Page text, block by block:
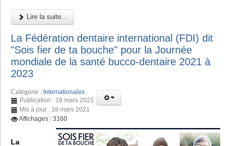
Lire la suite...
La Fédération dentaire international (FDI) dit
"Sois fier de ta bouche" pour la Journée
mondiale de la santé bucco-dentaire 2021 à
2023
Catégorie : Internationales
Publication : 18 mars 2021
Mis à jour : 18 mars 2021
Affichages : 3160
La